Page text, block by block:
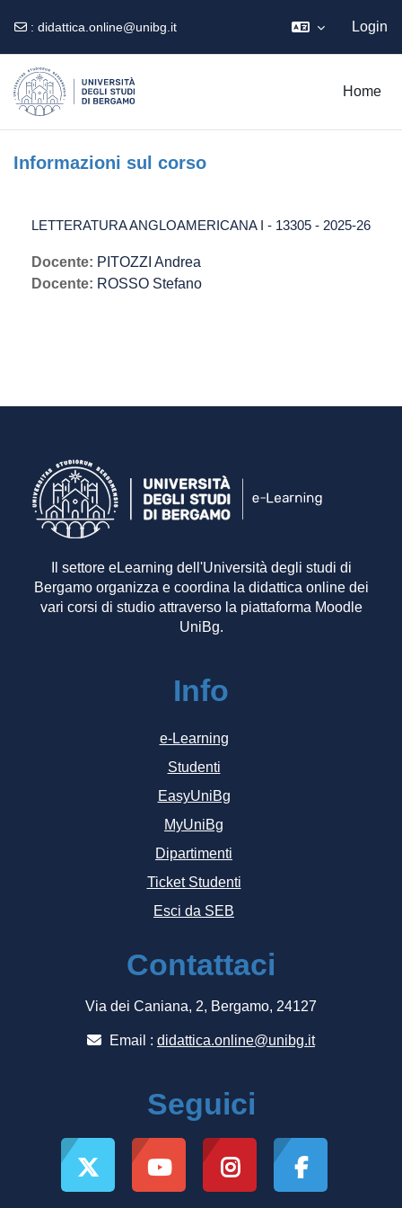
: didattica.online@unibg.it Login
Home
Informazioni sul corso
LETTERATURA ANGLOAMERICANA I - 13305 - 2025-26
Docente: PITOZZI Andrea
Docente: ROSSO Stefano
Il settore eLearning dell'Università degli studi di
Bergamo organizza e coordina la didattica online dei
vari corsi di studio attraverso la piattaforma Moodle
UniBg.
Info
e-Learning
Studenti
EasyUniBg
MyUniBg
Dipartimenti
Ticket Studenti
Esci da SEB
Contattaci
Via dei Caniana, 2, Bergamo, 24127
Email : didattica.online@unibg.it
Seguici